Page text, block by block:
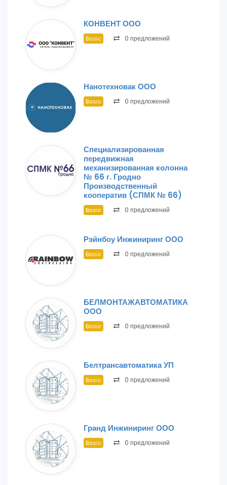
КОНВЕНТ ООО
Basic 0 предложений
Нанотехновак ООО
Basic 0 предложений
Специализированная
передвижная
механизированная колонна
№ 66 г. Гродно
Производственный
кооператив (СПМК № 66)
Basic 0 предложений
Рэйнбоу Инжиниринг ООО
Basic 0 предложений
БЕЛМОНТАЖАВТОМАТИКА
ООО
Basic 0 предложений
Белтрансавтоматика УП
Basic 0 предложений
Гранд Инжиниринг ООО
Basic 0 предложений